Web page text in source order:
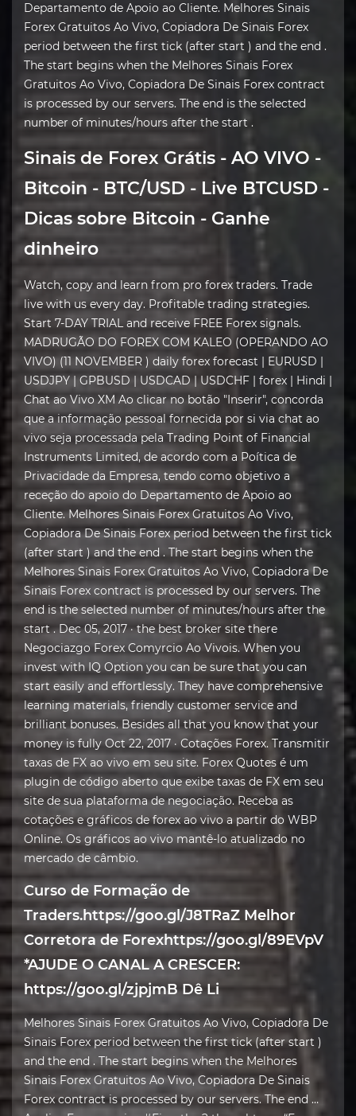
Departamento de Apoio ao Cliente. Melhores Sinais
Forex Gratuitos Ao Vivo, Copiadora De Sinais Forex
period between the first tick (after start ) and the end .
The start begins when the Melhores Sinais Forex
Gratuitos Ao Vivo, Copiadora De Sinais Forex contract
is processed by our servers. The end is the selected
number of minutes/hours after the start .
Sinais de Forex Grátis - AO VIVO -
Bitcoin - BTC/USD - Live BTCUSD -
Dicas sobre Bitcoin - Ganhe
dinheiro
Watch, copy and learn from pro forex traders. Trade
live with us every day. Profitable trading strategies.
Start 7-DAY TRIAL and receive FREE Forex signals.
MADRUGÃO DO FOREX COM KALEO (OPERANDO AO
VIVO) (11 NOVEMBER ) daily forex forecast | EURUSD |
USDJPY | GPBUSD | USDCAD | USDCHF | forex | Hindi |
Chat ao Vivo XM Ao clicar no botão "Inserir", concorda
que a informação pessoal fornecida por si via chat ao
vivo seja processada pela Trading Point of Financial
Instruments Limited, de acordo com a Poítica de
Privacidade da Empresa, tendo como objetivo a
receção do apoio do Departamento de Apoio ao
Cliente. Melhores Sinais Forex Gratuitos Ao Vivo,
Copiadora De Sinais Forex period between the first tick
(after start ) and the end . The start begins when the
Melhores Sinais Forex Gratuitos Ao Vivo, Copiadora De
Sinais Forex contract is processed by our servers. The
end is the selected number of minutes/hours after the
start . Dec 05, 2017 · the best broker site there
Negociazgo Forex Comyrcio Ao Vivois. When you
invest with IQ Option you can be sure that you can
start easily and effortlessly. They have comprehensive
learning materials, friendly customer service and
brilliant bonuses. Besides all that you know that your
money is fully Oct 22, 2017 · Cotações Forex. Transmitir
taxas de FX ao vivo em seu site. Forex Quotes é um
plugin de código aberto que exibe taxas de FX em seu
site de sua plataforma de negociação. Receba as
cotações e gráficos de forex ao vivo a partir do WBP
Online. Os gráficos ao vivo mantê-lo atualizado no
mercado de câmbio.
Curso de Formação de
Traders.https://goo.gl/J8TRaZ Melhor
Corretora de Forexhttps://goo.gl/89EVpV
*AJUDE O CANAL A CRESCER:
https://goo.gl/zjpjmB Dê Li
Melhores Sinais Forex Gratuitos Ao Vivo, Copiadora De
Sinais Forex period between the first tick (after start )
and the end . The start begins when the Melhores
Sinais Forex Gratuitos Ao Vivo, Copiadora De Sinais
Forex contract is processed by our servers. The end …